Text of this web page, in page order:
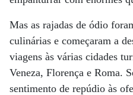
Mas as rajadas de ódio
culinárias e começaram a
viagens às várias cidades
Veneza, Florença e Roma.
sentimento de repúdio às